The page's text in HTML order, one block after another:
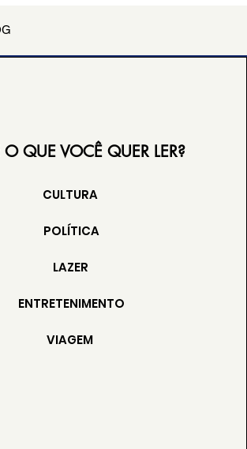
O QUE VOCÊ QUER LER?
CULTURA
POLÍTICA
LAZER
ENTRETENIMENTO
VIAGEM